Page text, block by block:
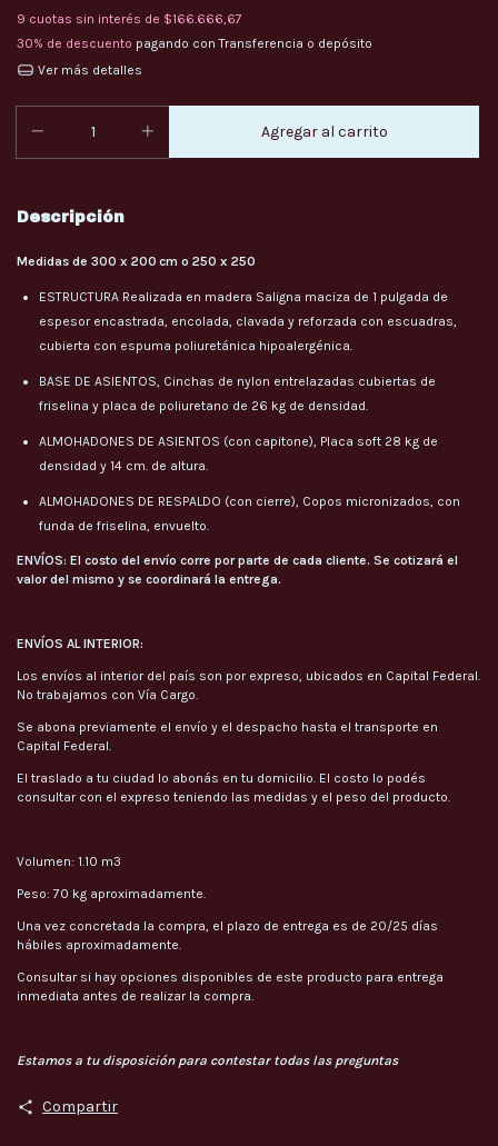
9 cuotas sin interés de $166.666,67
30% de descuento pagando con Transferencia o depósito
Ver más detalles
Descripción
Medidas de 300 x 200 cm o 250 x 250
ESTRUCTURA Realizada en madera Saligna maciza de 1 pulgada de
espesor encastrada, encolada, clavada y reforzada con escuadras,
cubierta con espuma poliuretánica hipoalergénica.
BASE DE ASIENTOS, Cinchas de nylon entrelazadas cubiertas de
friselina y placa de poliuretano de 26 kg de densidad.
ALMOHADONES DE ASIENTOS (con capitone), Placa soft 28 kg de
densidad y 14 cm. de altura.
ALMOHADONES DE RESPALDO (con cierre), Copos micronizados, con
funda de friselina, envuelto.
ENVÍOS: El costo del envío corre por parte de cada cliente. Se cotizará el
valor del mismo y se coordinará la entrega.
ENVÍOS AL INTERIOR:
Los envíos al interior del país son por expreso, ubicados en Capital Federal.
No trabajamos con Vía Cargo.
Se abona previamente el envío y el despacho hasta el transporte en
Capital Federal.
El traslado a tu ciudad lo abonás en tu domicilio. El costo lo podés
consultar con el expreso teniendo las medidas y el peso del producto.
Volumen: 1.10 m3
Peso: 70 kg aproximadamente.
Una vez concretada la compra, el plazo de entrega es de 20/25 días
hábiles aproximadamente.
Consultar si hay opciones disponibles de este producto para entrega
inmediata antes de realizar la compra.
Estamos a tu disposición para contestar todas las preguntas
Compartir